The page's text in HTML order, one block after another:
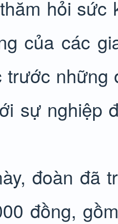
hỏi sức
của các
trước những
sự nghiệp
đoàn đã
đồng,